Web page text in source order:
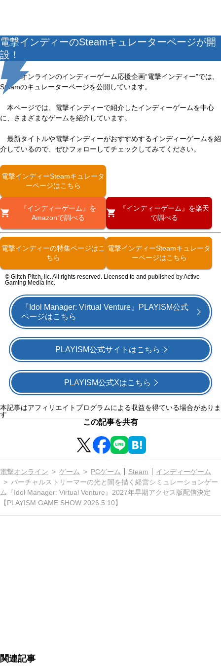
電撃インディーのSteamキュレーターページが開
設！
電撃オンラインのインディーゲーム応援企画“電撃インディー”では、
Steamのキュレーターページを公開しています。
本ページでは、電撃インディーで紹介したインディーゲームを中心
に、さまざまなゲームを紹介しています。
最新タイトルや電撃インディーがおすすめするインディーゲームを紹
介しているので、ぜひフォローしてチェックしてみてください。
電撃インディーSteamキュレータ
ーページはこちら
『インディーゲーム』を
Amazonで調べる
『インディーゲーム』を楽天
で調べる
電撃インディーの特集ページはこ
ちら
電撃インディーSteamキュレータ
ーページはこちら
© Glitch Pitch, llc. All rights reserved. Licensed to and published by Active
Gaming Media Inc.
『Idol Manager: Virtual Venture』PLAYISM公式
ページはこちら
PLAYISM公式サイトはこちら
PLAYISM公式Xはこちら
本記事はアフィリエイトプログラムによる収益を得ている場合がありま
す
この記事を共有
電撃オンライン ゲーム PCゲーム Steam
インディーゲーム
バーチャルストリーマーの光と闇を描く経営シミュレーションゲー
ム『Idol Manager: Virtual Venture』2027年早期アクセス版配信決定
【PLAYISM GAME SHOW 2026.5.10】
関連記事